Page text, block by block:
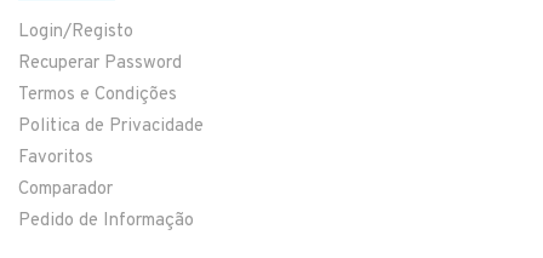
Login/Registo
Recuperar Password
Termos e Condições
Politica de Privacidade
Favoritos
Comparador
Pedido de Informação